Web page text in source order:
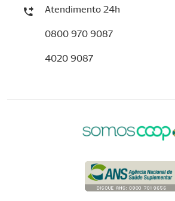
Atendimento 24h
0800 970 9087
4020 9087